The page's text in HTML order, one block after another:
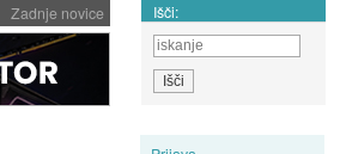
Zadnje novice Išči: